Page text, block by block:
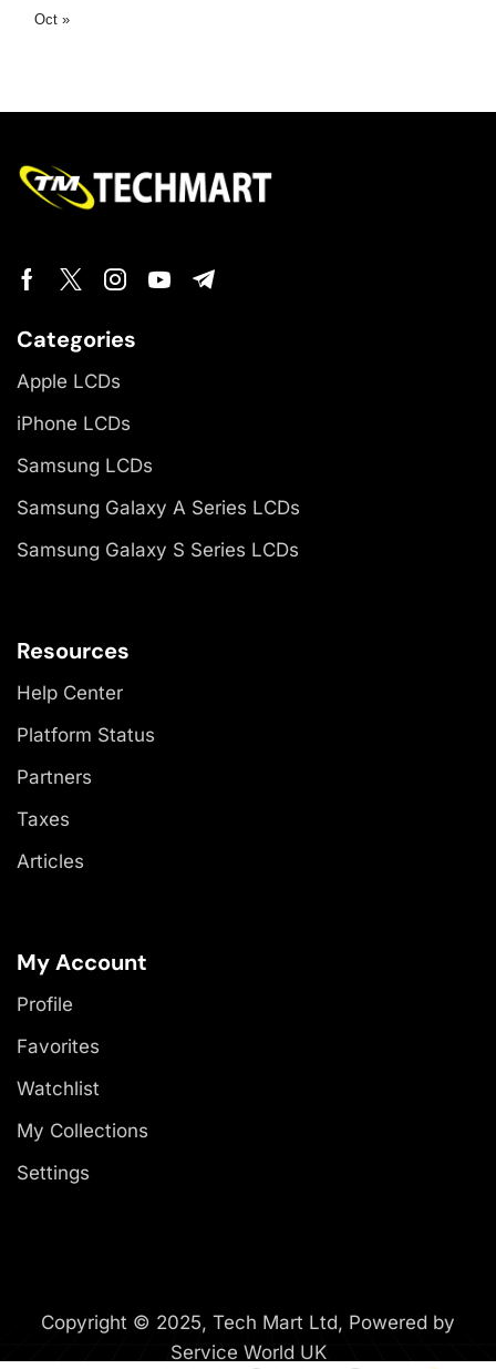
Oct »
Categories
Apple LCDs
iPhone LCDs
Samsung LCDs
Samsung Galaxy A Series LCDs
Samsung Galaxy S Series LCDs
Resources
Help Center
Platform Status
Partners
Taxes
Articles
My Account
Profile
Favorites
Watchlist
My Collections
Settings
Copyright © 2025, Tech Mart Ltd, Powered by
Service World UK